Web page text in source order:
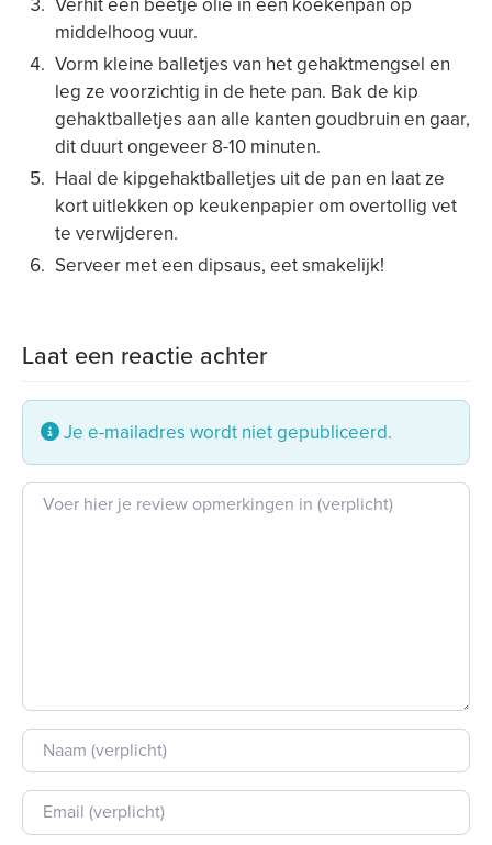
middelhoog vuur.
Vorm kleine balletjes van het gehaktmengsel en
leg ze voorzichtig in de hete pan. Bak de kip
gehaktballetjes aan alle kanten goudbruin en gaar,
dit duurt ongeveer 8-10 minuten.
Haal de kipgehaktballetjes uit de pan en laat ze
kort uitlekken op keukenpapier om overtollig vet
te verwijderen.
Serveer met een dipsaus, eet smakelijk!
Laat een reactie achter
Je e-mailadres wordt niet gepubliceerd.
Beoordeling tekst
Naam
E-mail